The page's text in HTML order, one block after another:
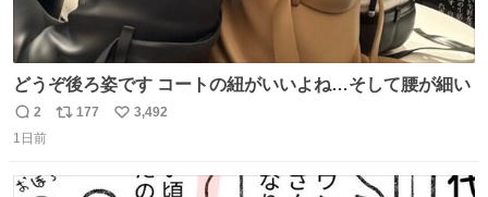
どうぞ後ろ姿です コートの紐がいいよね…そして腰が細い
返
信
2
リ
177
い
数
3,492
1日前